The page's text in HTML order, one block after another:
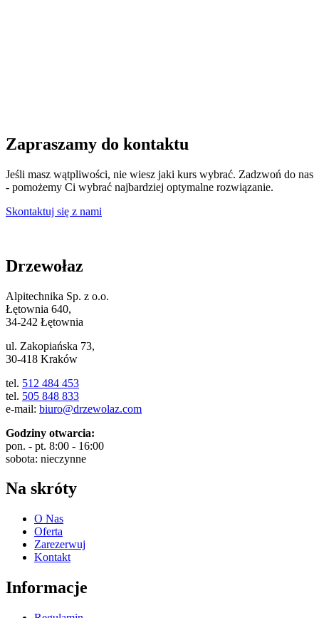
Zapraszamy do kontaktu
Jeśli masz wątpliwości, nie wiesz jaki kurs wybrać. Zadzwoń do nas
- pomożemy Ci wybrać najbardziej optymalne rozwiązanie.
Skontaktuj się z nami
Drzewołaz
Alpitechnika Sp. z o.o.
Łętownia 640,
34-242 Łętownia
ul. Zakopiańska 73,
30-418 Kraków
tel. 512 484 453
tel. 505 848 833
e-mail: biuro@drzewolaz.com
Godziny otwarcia:
pon. - pt. 8:00 - 16:00
sobota: nieczynne
Na skróty
O Nas
Oferta
Zarezerwuj
Kontakt
Informacje